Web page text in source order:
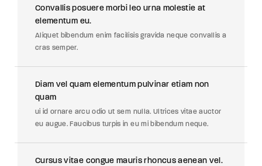
Convallis posuere morbi leo urna molestie at
elementum eu.
Aliquet bibendum enim facilisis gravida neque convallis a
cras semper.
Diam vel quam elementum pulvinar etiam non
quam
ui id ornare arcu odio ut sem nulla. Ultrices vitae auctor
eu augue. Faucibus turpis in eu mi bibendum neque.
Cursus vitae congue mauris rhoncus aenean vel.